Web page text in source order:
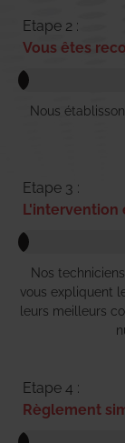
Etape 2 :
Vous êtes
Nous
Etape 3 :
L'intervention
Nos
vous expliquent
leurs meilleurs
Etape 4 :
Règlement